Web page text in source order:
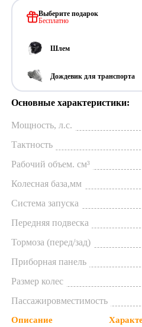
Выберите подарок
Бесплатно
Шлем
Дождевик для транспорта
Основные характеристики:
Мощность, л.с.
Тактность
Рабочий объем. см³
Колесная база,мм
Система запуска
Передняя подвеска
Тормоза (перед/зад)
Приборная панель
Размер колес
Пассажировместимость
Описание